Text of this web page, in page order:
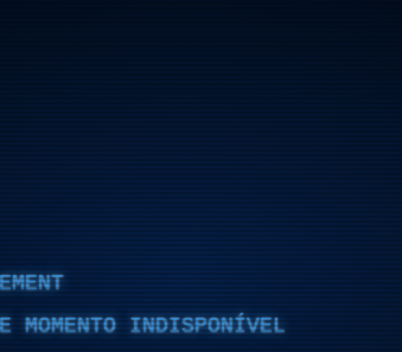
MOMENTO INDISPONÍVEL